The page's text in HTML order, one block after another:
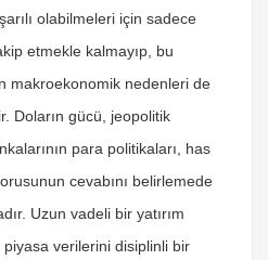
olabilmeleri için sadece
etmekle kalmayıp, bu
makroekonomik nedenleri de
Doların gücü, jeopolitik
para politikaları, has
cevabını belirlemede
Uzun vadeli bir yatırım
verilerini disiplinli bir